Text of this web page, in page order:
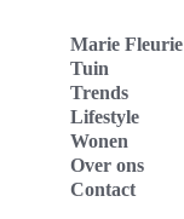
Marie Fleurie
Tuin
Trends
Lifestyle
Wonen
Over ons
Contact